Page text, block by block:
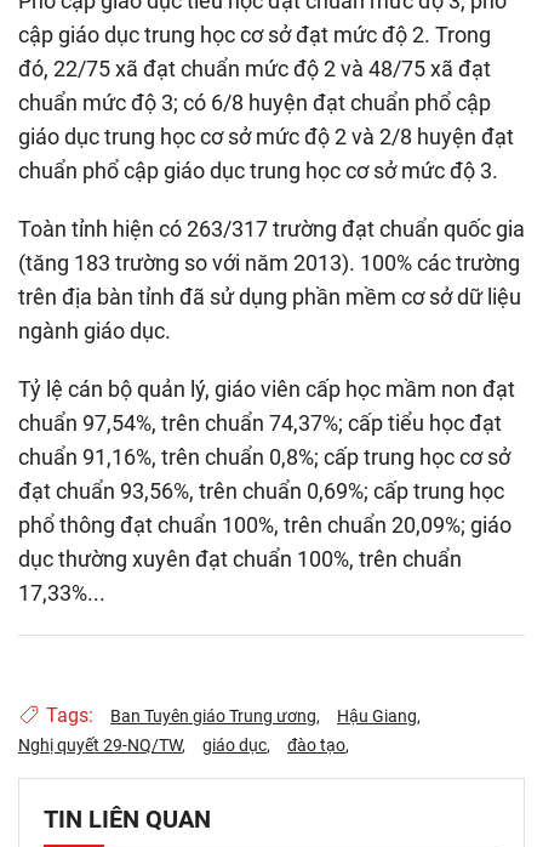
cập giáo dục trung học cơ sở đạt mức độ 2. Trong
đó, 22/75 xã đạt chuẩn mức độ 2 và 48/75 xã đạt
chuẩn mức độ 3; có 6/8 huyện đạt chuẩn phổ cập
giáo dục trung học cơ sở mức độ 2 và 2/8 huyện đạt
chuẩn phổ cập giáo dục trung học cơ sở mức độ 3.
Toàn tỉnh hiện có 263/317 trường đạt chuẩn quốc gia
(tăng 183 trường so với năm 2013). 100% các trường
trên địa bàn tỉnh đã sử dụng phần mềm cơ sở dữ liệu
ngành giáo dục.
Tỷ lệ cán bộ quản lý, giáo viên cấp học mầm non đạt
chuẩn 97,54%, trên chuẩn 74,37%; cấp tiểu học đạt
chuẩn 91,16%, trên chuẩn 0,8%; cấp trung học cơ sở
đạt chuẩn 93,56%, trên chuẩn 0,69%; cấp trung học
phổ thông đạt chuẩn 100%, trên chuẩn 20,09%; giáo
dục thường xuyên đạt chuẩn 100%, trên chuẩn
17,33%...
Tags: Ban Tuyên giáo Trung ương
Hậu Giang
Nghị quyết 29-NQ/TW
giáo dục đào tạo
TIN LIÊN QUAN